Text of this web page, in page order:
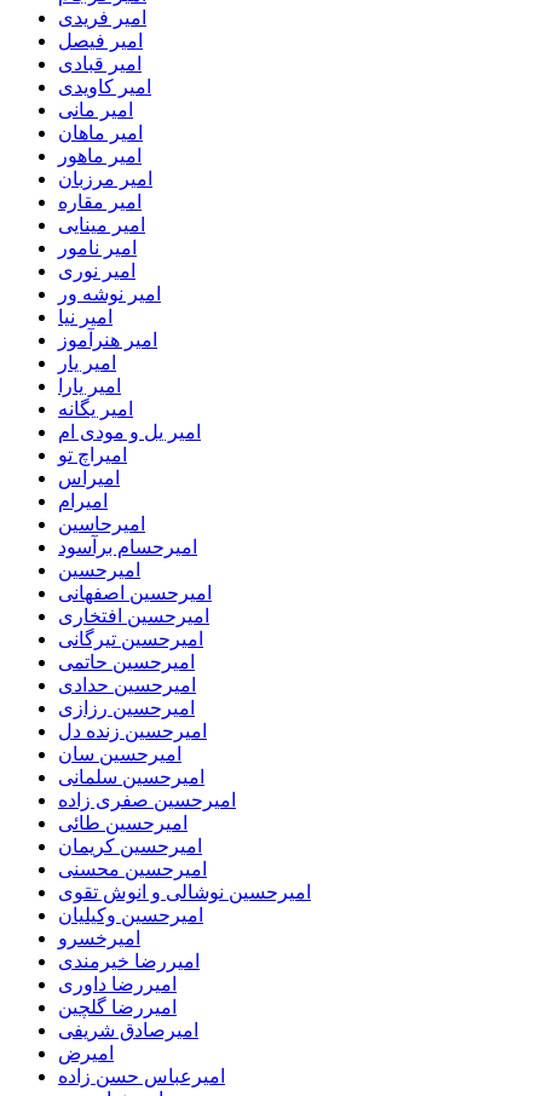
امیر فریدی
امیر فیصل
امیر قبادی
امیر کاویدی
امیر مانی
امیر ماهان
امیر ماهور
امیر مرزبان
امیر مقاره
امیر مینایی
امیر نامور
امیر نوری
امیر نوشه ور
امیر نیا
امیر هنرآموز
امیر یار
امیر یارا
امیر یگانه
امیر یل و مودی ام
امیراچ تو
امیراس
امیرام
امیرحاسین
امیرحسام برآسود
امیرحسین
امیرحسین اصفهانی
امیرحسین افتخاری
امیرحسین تیرگانی
امیرحسین حاتمی
امیرحسین حدادی
امیرحسین رزازی
امیرحسین زنده دل
امیرحسین سان
امیرحسین سلمانی
امیرحسین صفری زاده
امیرحسین طائی
امیرحسین کریمان
امیرحسین محسنی
امیرحسین نوشالی و انوش تقوی
امیرحسین وکیلیان
امیرخسرو
امیررضا خیرمندی
امیررضا داوری
امیررضا گلچین
امیرصادق شریفی
امیرض
امیرعباس حسن زاده